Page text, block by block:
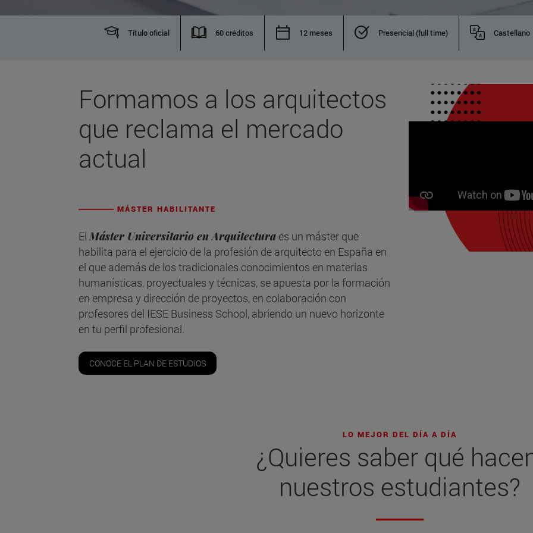
Título oficial 60 créditos 12 meses Presencial (full time) Castellano
Formamos a los arquitectos
que reclama el mercado
actual
MÁSTER HABILITANTE
ElMáster Universitario en Arquitectura es un máster que
habilita para el ejercicio de la profesión de arquitecto en España en
el que además de los tradicionales conocimientos en materias
humanísticas, proyectuales y técnicas, se apuesta por la formación
en empresa y dirección de proyectos, en colaboración con
profesores del IESE Business School, abriendo un nuevo horizonte
en tu perfil profesional.
CONOCE EL PLAN DE ESTUDIOS
LO MEJOR DEL DÍA A DÍA
¿Quieres saber qué
nuestros estudiantes?